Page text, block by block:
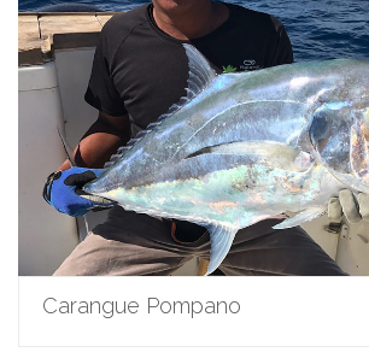
Carangue Pompano